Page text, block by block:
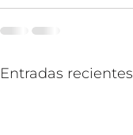
Entradas recientes